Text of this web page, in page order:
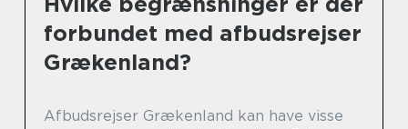
forbundet med afbudsrejser
Grækenland?
Afbudsrejser Grækenland kan have visse